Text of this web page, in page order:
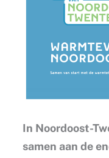
In Noordoost-
samen aan de